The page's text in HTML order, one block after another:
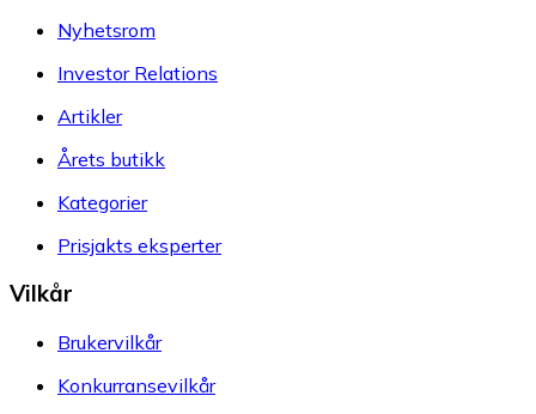
Nyhetsrom
Investor Relations
Artikler
Årets butikk
Kategorier
Prisjakts eksperter
Vilkår
Brukervilkår
Konkurransevilkår